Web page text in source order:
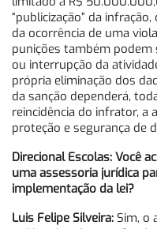
“publicização” da
da ocorrência de uma
punições também podem
ou interrupção da
própria eliminação dos
da sanção dependerá,
reincidência do infrator, a
proteção e segurança de
Direcional Escolas: Você
uma assessoria jurídica
implementação da lei?
Luis Felipe Silveira: Sim, o